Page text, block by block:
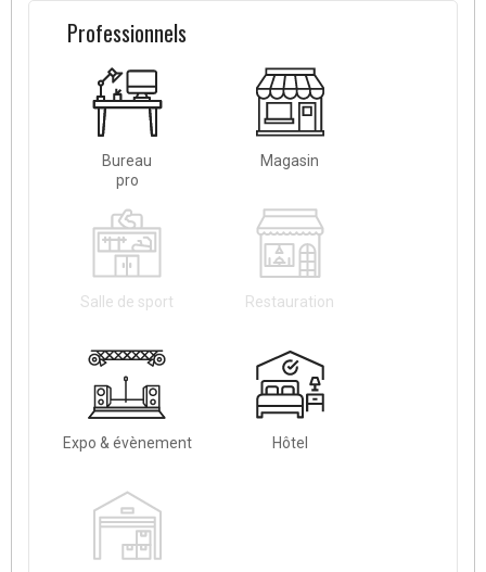
Professionnels
Bureau
pro
Magasin
Salle de sport Restauration
Expo & évènement Hôtel